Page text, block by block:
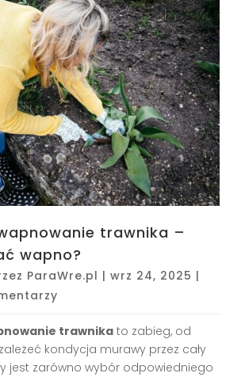
trawnika –
wapno?
ParaWre.pl |wrz 24, 2025 |
trawnikato zabieg, od
kondycja murawy przez cały
jest zarówno wybór odpowiedniego